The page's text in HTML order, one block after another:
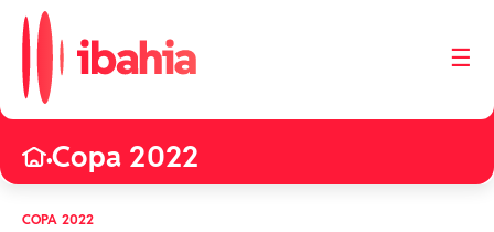
☰
•Copa 2022
COPA 2022